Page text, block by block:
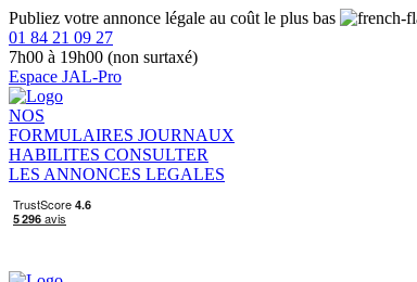
Publiez votre annonce légale au coût le plus bas
01 84 21 09 27
7h00 à 19h00 (non surtaxé)
Espace JAL-Pro
NOS
FORMULAIRES JOURNAUX
HABILITES CONSULTER
LES ANNONCES LEGALES